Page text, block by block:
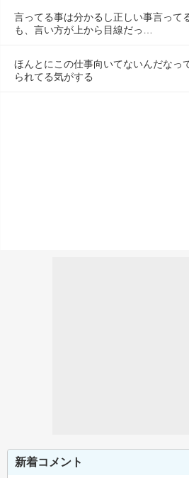
言ってる事は分かるし正しい事言って
も、言い方が上から目線だっ…
ほんとにこの仕事向いてないんだなっ
られてる気がする
新着コメント